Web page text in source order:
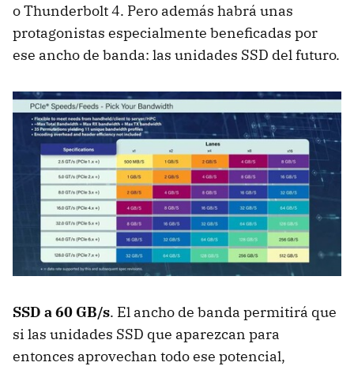
o Thunderbolt 4. Pero además habrá unas
protagonistas especialmente beneficadas por
ese ancho de banda: las unidades SSD del futuro.
SSD a 60 GB/s. El ancho de banda permitirá que
si las unidades SSD que aparezcan para
entonces aprovechan todo ese potencial,